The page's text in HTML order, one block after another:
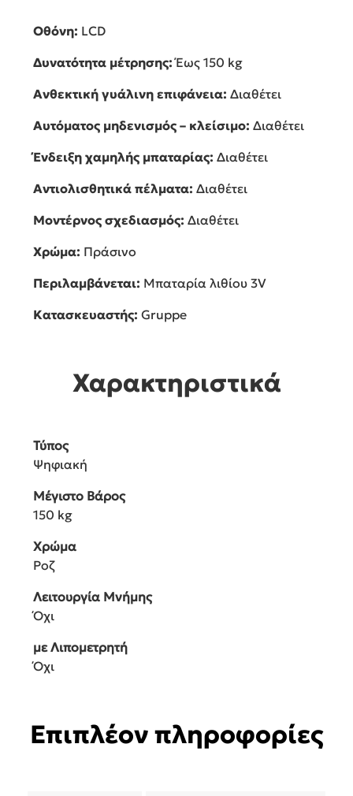
Οθόνη: LCD
Δυνατότητα μέτρησης:Έως 150 kg
Ανθεκτική γυάλινη επιφάνεια: Διαθέτει
Αυτόματος μηδενισμός – κλείσιμο: Διαθέτει
Ένδειξη χαμηλής μπαταρίας: Διαθέτει
Αντιολισθητικά πέλματα: Διαθέτει
Μοντέρνος σχεδιασμός: Διαθέτει
Χρώμα: Πράσινο
Περιλαμβάνεται: Μπαταρία λιθίου 3V
Κατασκευαστής: Gruppe
Χαρακτηριστικά
Τύπος
Ψηφιακή
Μέγιστο Βάρος
150 kg
Χρώμα
Ροζ
Λειτουργία Μνήμης
Όχι
με Λιπομετρητή
Όχι
Επιπλέον πληροφορίες